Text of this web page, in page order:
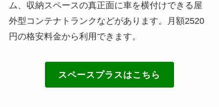
ム、収納スペースの真正面に車を横付けできる屋
外型コンテナトランクなどがあります。月額2520
円の格安料金から利用できます。
スペースプラスはこちら